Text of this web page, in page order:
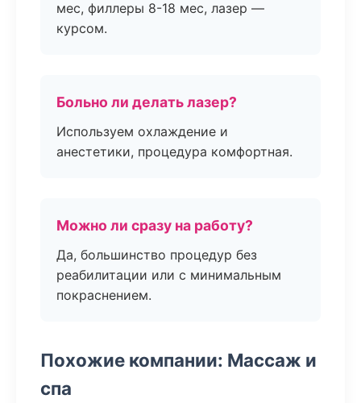
мес, филлеры 8-18 мес, лазер —
курсом.
Больно ли делать лазер?
Используем охлаждение и
анестетики, процедура комфортная.
Можно ли сразу на работу?
Да, большинство процедур без
реабилитации или с минимальным
покраснением.
Похожие компании: Массаж и
спа